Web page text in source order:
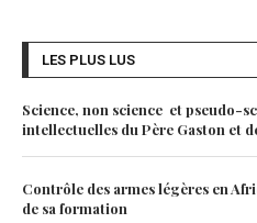
LES PLUS LUS
Science, non science et pseudo-
intellectuelles du Père Gaston et
Contrôle des armes légères en
de sa formation